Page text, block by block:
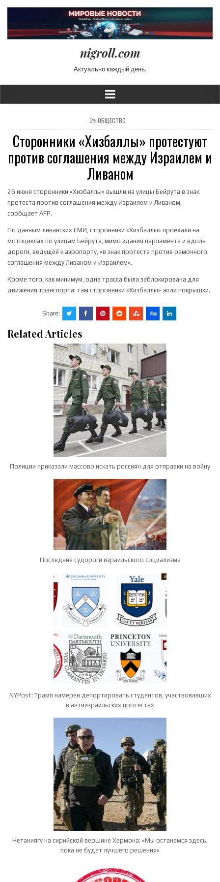
nigroll.com
Актуально каждый день.
POSTED IN
ОБЩЕСТВО
Сторонники «Хизбаллы» протестуют
против соглашения между Израилем и
Ливаном
26 июня сторонники «Хизбаллы» вышли на улицы Бейрута в знак
протеста против соглашения между Израилем и Ливаном,
сообщает AFP.
По данным ливанских СМИ, сторонники «Хизбаллы» проехали на
мотоциклах по улицам Бейрута, мимо здания парламента и вдоль
дороги, ведущей к аэропорту, «в знак протеста против рамочного
соглашения между Ливаном и Израилем».
Кроме того, как минимум, одна трасса была заблокирована для
движения транспорта: там сторонники «Хизбаллы» жгли покрышки.
Share:
Related Articles
Полиции приказали массово искать россиян для отправки на войну
Последние судороги израильского социализма
NYPost: Трамп намерен депортировать студентов, участвовавших
в антиизраильских протестах
Нетаниягу на сирийской вершине Хермона: «Мы останемся здесь,
пока не будет лучшего решения»